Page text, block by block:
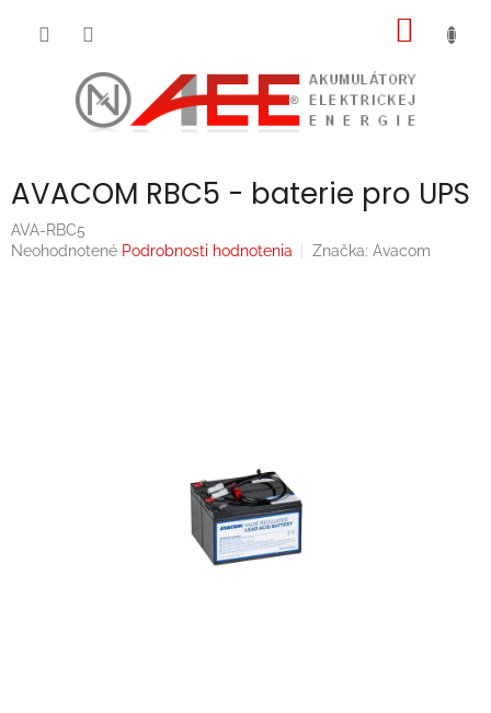
AVACOM RBC5 - baterie pro UPS
AVA-RBC5
Priemerné
Neohodnotené Podrobnosti hodnotenia Značka: Avacom